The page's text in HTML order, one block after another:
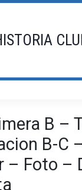
B –
B-C
– Foto –